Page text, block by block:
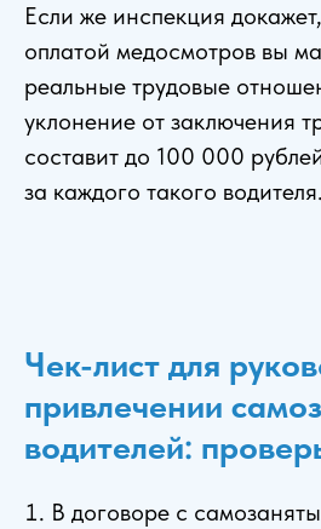
Если же инспекция
оплатой медосмотров вы
реальные трудовые
уклонение от заключения
составит до 100 000
за каждого такого водителя.
Чек-лист для
привлечении
водителей:
В договоре с